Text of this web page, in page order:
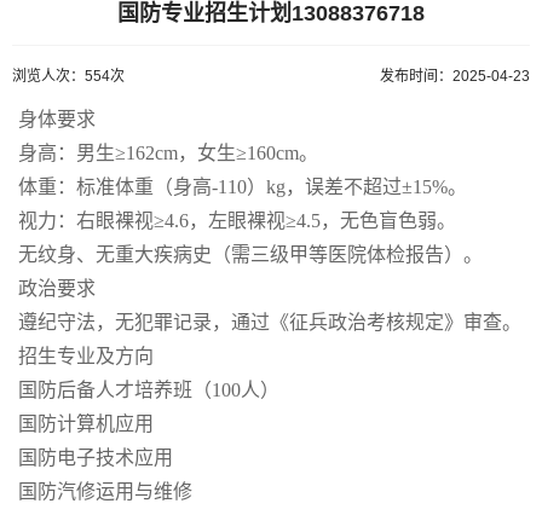
国防专业招生计划13088376718
浏览人次：554次 发布时间：2025-04-23
身体要求
身高：男生≥162cm，女生≥160cm。
体重：标准体重（身高-110）kg，误差不超过±15%。
视力：右眼裸视≥4.6，左眼裸视≥4.5，无色盲色弱。
无纹身、无重大疾病史（需三级甲等医院体检报告）。
政治要求
遵纪守法，无犯罪记录，通过《征兵政治考核规定》审查。
招生专业及方向
国防后备人才培养班（100人）
国防计算机应用
国防电子技术应用
国防汽修运用与维修